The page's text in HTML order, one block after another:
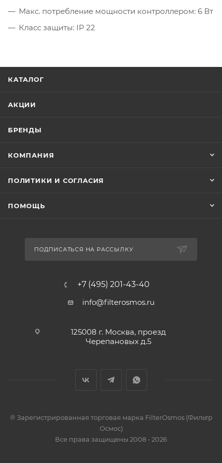
Макс. потребление мощности контроллером: 6 Вт
Класс защиты: IP 22
КАТАЛОГ
АКЦИИ
БРЕНДЫ
КОМПАНИЯ
ПОЛИТИКИ И СОГЛАСИЯ
ПОМОЩЬ
ПОДПИСАТЬСЯ НА РАССЫЛКУ
+7 (495) 201-43-40
info@filterosmos.ru
125008 г. Москва, проезд
Черепановых д.5
® Зарегистрированная торговая марка FilterOsmos (Фильтр
Осмос)
Все права защищены 2008 - 2026